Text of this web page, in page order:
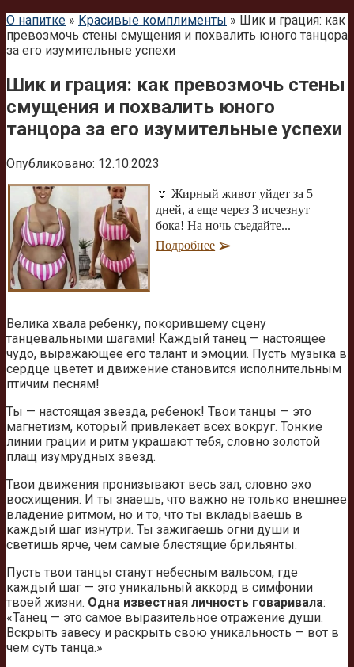
О напитке » Красивые комплименты » Шик и грация: как
превозмочь стены смущения и похвалить юного танцора
за его изумительные успехи
Шик и грация: как превозмочь стены
смущения и похвалить юного
танцора за его изумительные успехи
Опубликовано: 12.10.2023
👙 Жирный живот уйдет за 5
дней, а еще через 3 исчезнут
бока! На ночь съедайте...
Подробнее
Велика хвала ребенку, покорившему сцену
танцевальными шагами! Каждый танец — настоящее
чудо, выражающее его талант и эмоции. Пусть музыка в
сердце цветет и движение становится исполнительным
птичим песням!
Ты — настоящая звезда, ребенок! Твои танцы — это
магнетизм, который привлекает всех вокруг. Тонкие
линии грации и ритм украшают тебя, словно золотой
плащ изумрудных звезд.
Твои движения пронизывают весь зал, словно эхо
восхищения. И ты знаешь, что важно не только внешнее
владение ритмом, но и то, что ты вкладываешь в
каждый шаг изнутри. Ты зажигаешь огни души и
светишь ярче, чем самые блестящие брильянты.
Пусть твои танцы станут небесным вальсом, где
каждый шаг — это уникальный аккорд в симфонии
твоей жизни. Одна известная личность говаривала:
«Танец — это самое выразительное отражение души.
Вскрыть завесу и раскрыть свою уникальность — вот в
чем суть танца.»